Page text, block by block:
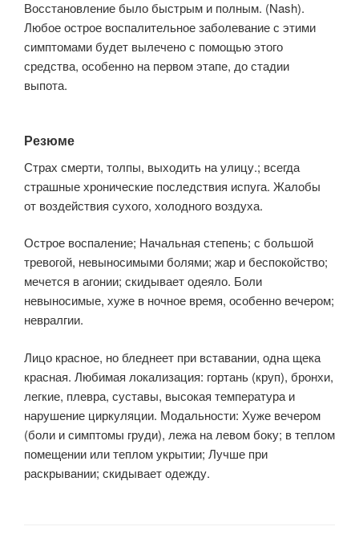
Восстановление было быстрым и полным. (Nash).
Любое острое воспалительное заболевание с этими
симптомами будет вылечено с помощью этого
средства, особенно на первом этапе, до стадии
выпота.
Резюме
Страх смерти, толпы, выходить на улицу.; всегда
страшные хронические последствия испуга. Жалобы
от воздействия сухого, холодного воздуха.
Острое воспаление; Начальная степень; с большой
тревогой, невыносимыми болями; жар и беспокойство;
мечется в агонии; скидывает одеяло. Боли
невыносимые, хуже в ночное время, особенно вечером;
невралгии.
Лицо красное, но бледнеет при вставании, одна щека
красная. Любимая локализация: гортань (круп), бронхи,
легкие, плевра, суставы, высокая температура и
нарушение циркуляции. Модальности: Хуже вечером
(боли и симптомы груди), лежа на левом боку; в теплом
помещении или теплом укрытии; Лучше при
раскрывании; скидывает одежду.